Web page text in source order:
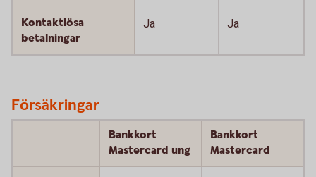
Kontaktlösa
betalningar
Ja Ja
Försäkringar
Bankkort
Mastercard ung
Bankkort
Mastercard